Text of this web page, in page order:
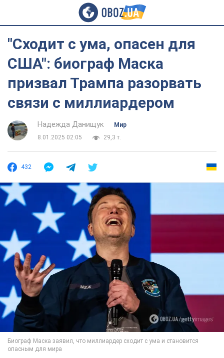
"Сходит с ума, опасен для
США": биограф Маска
призвал Трампа разорвать
связи с миллиардером
Надежда Данищук
Мир
8.01.2025 02:05
29,3 т.
432